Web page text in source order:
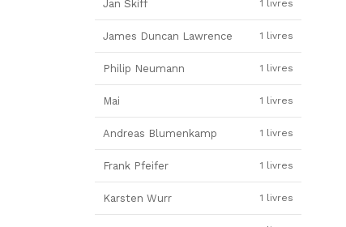
Jan Skiff 1 livres
James Duncan Lawrence 1 livres
Philip Neumann 1 livres
Mai 1 livres
Andreas Blumenkamp 1 livres
Frank Pfeifer 1 livres
Karsten Wurr 1 livres